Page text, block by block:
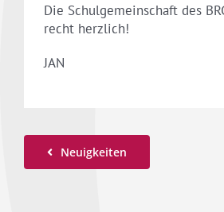
Die Schulgemeinschaft des
recht herzlich!
JAN
Neuigkeiten